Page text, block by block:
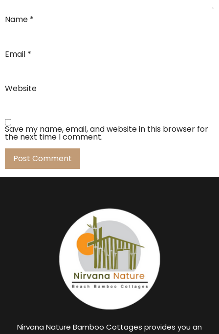
Name *
Email *
Website
Save my name, email, and website in this browser for
the next time I comment.
Nirvana Nature Bamboo Cottages provides you an